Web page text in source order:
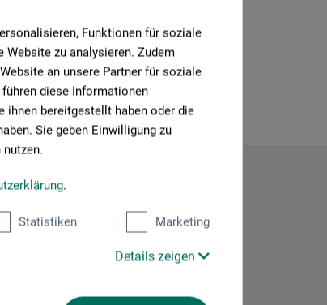
Funktionen für soziale
Website zu analysieren. Zudem
an unsere Partner für soziale
führen diese Informationen
ihnen bereitgestellt haben oder die
Sie geben Einwilligung zu
nutzen.
.
Statistiken Marketing
Details zeigen